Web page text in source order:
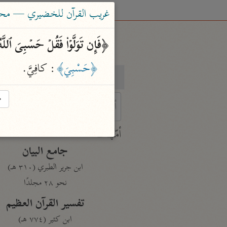
بحث
characters for results.
أمّهات
جامع البيان
ابن جرير الطبري (٣١٠ هـ)
نحو ٢٨ مجلدًا
تفسير القرآن العظيم
ابن كثير (٧٧٤ هـ)
غريب القرآن للخضيري —
﴿فَإِن تَوَلَّوۡا۟ فَقُلۡ حَسۡبِیَ
﴿حَسْبِيَ﴾: كافِيَّ.